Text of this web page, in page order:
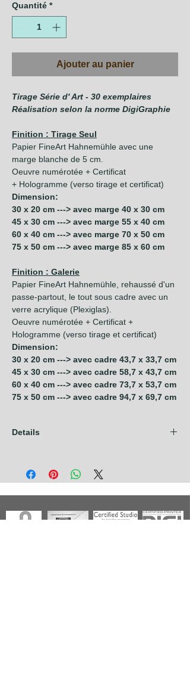
Quantité *
Ajouter au panier
Tirage Série d' Art - 30 exemplaires
Réalisation selon la norme DigiGraphie
Finition : Tirage Seul
Papier FineArt Hahnemühle avec une
marge blanche de 5 cm.
Oeuvre numérotée + Certificat
+ Hologramme (verso tirage et certificat)
Dimension:
30 x 20 cm ---> avec marge 40 x 30 cm
45 x 30 cm ---> avec marge 55 x 40 cm
60 x 40 cm ---> avec marge 70 x 50 cm
75 x 50 cm ---> avec marge 85 x 60 cm
Finition : Galerie
Papier FineArt Hahnemühle, rehaussé d'un
passe-partout, le tout sous cadre avec un
verre acrylique (Plexiglas).
Oeuvre numérotée + Certificat +
Hologramme (verso tirage et certificat)
Dimension:
30 x 20 cm ---> avec cadre 43,7 x 33,7 cm
45 x 30 cm ---> avec cadre 58,7 x 43,7 cm
60 x 40 cm ---> avec cadre 73,7 x 53,7 cm
75 x 50 cm ---> avec cadre 94,7 x 69,7 cm
Details
Européenne + Royaume Uni + Canada +